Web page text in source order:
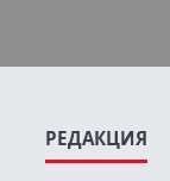
РЕДАКЦИЯ